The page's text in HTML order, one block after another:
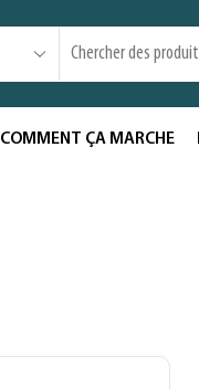
COMMENT ÇA MARCHE